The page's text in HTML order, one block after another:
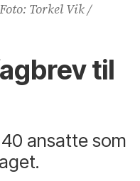
Foto: Torkel Vik /
til
ansatte som